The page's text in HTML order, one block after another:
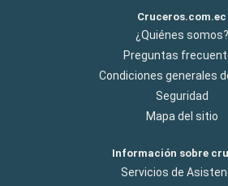
Cruceros.com.ec
¿Quiénes somos?
Preguntas
Condiciones generales
Seguridad
Mapa del sitio
Información sobre
Servicios de